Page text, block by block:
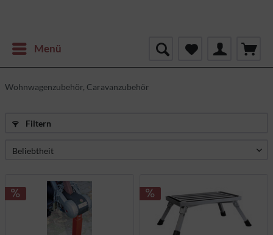
Menü
Wohnwagenzubehör, Caravanzubehör
Filtern